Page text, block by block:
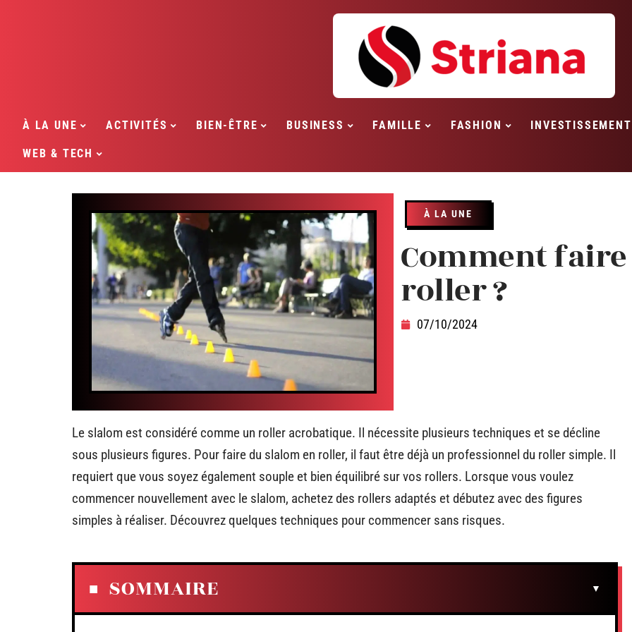
À LA UNE ACTIVITÉS BIEN-ÊTRE BUSINESS FAMILLE FASHION INVESTISSEMENT
WEB & TECH
À LA UNE
Comment
roller ?
07/10/2024
Le slalom est considéré comme un roller acrobatique. Il nécessite plusieurs techniques et se décline
sous plusieurs figures. Pour faire du slalom en roller, il faut être déjà un professionnel du roller simple. Il
requiert que vous soyez également souple et bien équilibré sur vos rollers. Lorsque vous voulez
commencer nouvellement avec le slalom, achetez des rollers adaptés et débutez avec des figures
simples à réaliser. Découvrez quelques techniques pour commencer sans risques.
SOMMAIRE